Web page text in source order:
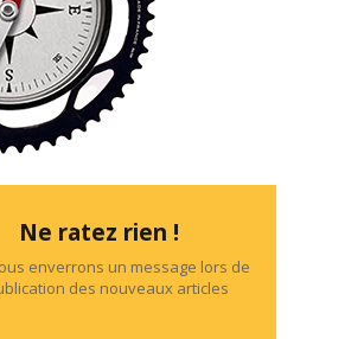
Ne ratez rien !
enverrons un message lors de
des nouveaux articles